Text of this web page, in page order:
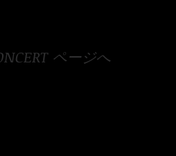
ページへ